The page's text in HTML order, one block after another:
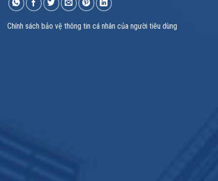
Chính sách bảo vệ thông tin cá nhân của người tiêu dùng